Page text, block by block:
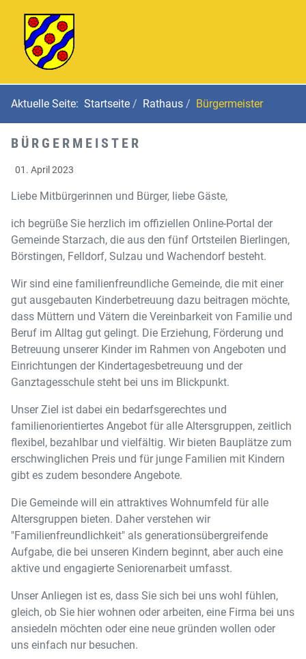
Aktuelle Seite: Startseite Rathaus Bürgermeister
BÜRGERMEISTER
01. April 2023
Liebe Mitbürgerinnen und Bürger, liebe Gäste,
ich begrüße Sie herzlich im offiziellen Online-Portal der
Gemeinde Starzach, die aus den fünf Ortsteilen Bierlingen,
Börstingen, Felldorf, Sulzau und Wachendorf besteht.
Wir sind eine familienfreundliche Gemeinde, die mit einer
gut ausgebauten Kinderbetreuung dazu beitragen möchte,
dass Müttern und Vätern die Vereinbarkeit von Familie und
Beruf im Alltag gut gelingt. Die Erziehung, Förderung und
Betreuung unserer Kinder im Rahmen von Angeboten und
Einrichtungen der Kindertagesbetreuung und der
Ganztagesschule steht bei uns im Blickpunkt.
Unser Ziel ist dabei ein bedarfsgerechtes und
familienorientiertes Angebot für alle Altersgruppen, zeitlich
flexibel, bezahlbar und vielfältig. Wir bieten Bauplätze zum
erschwinglichen Preis und für junge Familien mit Kindern
gibt es zudem besondere Angebote.
Die Gemeinde will ein attraktives Wohnumfeld für alle
Altersgruppen bieten. Daher verstehen wir
"Familienfreundlichkeit" als generationsübergreifende
Aufgabe, die bei unseren Kindern beginnt, aber auch eine
aktive und engagierte Seniorenarbeit umfasst.
Unser Anliegen ist es, dass Sie sich bei uns wohl fühlen,
gleich, ob Sie hier wohnen oder arbeiten, eine Firma bei uns
ansiedeln möchten oder eine neue gründen wollen oder
uns einfach nur besuchen.